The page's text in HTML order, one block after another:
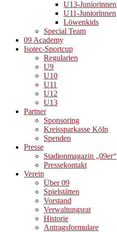
U13-Juniorinnen
U11-Juniorinnen
Löwenkids
Special Team
09 Academy
Isotec-Sportcup
Regularien
U9
U10
U11
U12
U13
Partner
Sponsoring
Kreissparkasse Köln
Spenden
Presse
Stadionmagazin „09er“
Pressekontakt
Verein
Über 09
Spielstätten
Vorstand
Verwaltungsrat
Historie
Antragsformulare